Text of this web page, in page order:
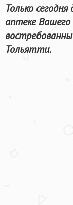
Только
аптеке
Тольятти.